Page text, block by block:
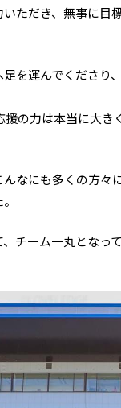
ただき、無事に目
を運んでくださり
援の力は本当に大
なにも多くの方々
チーム一丸となっ